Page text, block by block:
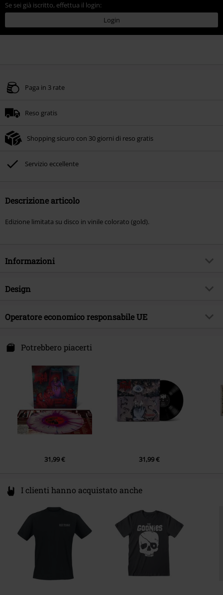
Se sei già iscritto, effettua il login:
Login
Paga in 3 rate
Reso gratis
Shopping sicuro con 30 giorni di reso gratis
Servizio eccellente
Descrizione articolo
Edizione limitata su disco in vinile colorato (gold).
Informazioni
Codice articolo
Genere Musicale
Death Metal
Band
Design
Tipologia prodotto
LP
Operatore economico responsabile UE
In der Garte 38
Germany
info@fourflames.com
Potrebbero piacerti
31,99 € 31,99 €
I clienti hanno acquistato anche